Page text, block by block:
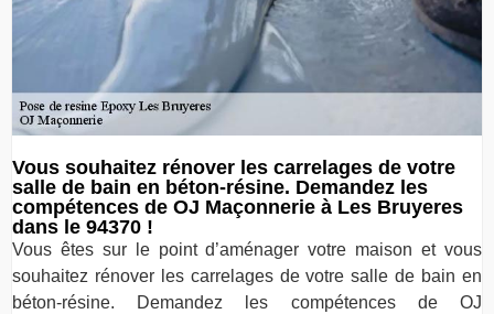
Vous souhaitez rénover les carrelages de votre
salle de bain en béton-résine. Demandez les
compétences de OJ Maçonnerie à Les Bruyeres
dans le 94370 !
Vous êtes sur le point d’aménager votre maison et vous
souhaitez rénover les carrelages de votre salle de bain en
béton-résine. Demandez les compétences de OJ